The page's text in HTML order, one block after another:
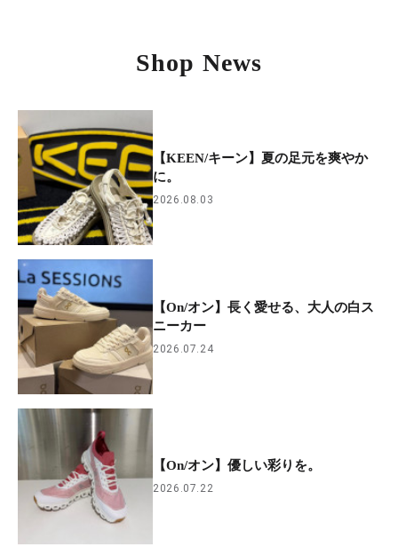
Shop News
【KEEN/キーン】夏の足元を爽やか
に。
2026.08.03
【On/オン】長く愛せる、大人の白ス
ニーカー
2026.07.24
【On/オン】優しい彩りを。
2026.07.22